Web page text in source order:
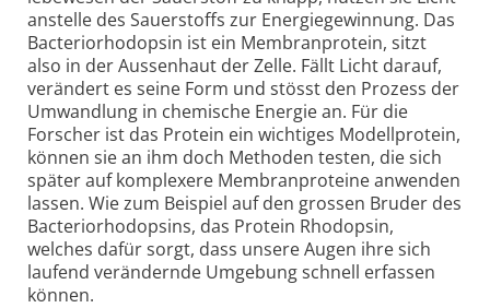
anstelle des Sauer­stoffs zur Energie­­gewinnung. Das
Bacterio­­rhodopsin ist ein Membran­­protein, sitzt
also in der Aussenhaut der Zelle. Fällt Licht darauf,
verändert es seine Form und stösst den Prozess der
Umwandlung in chemische Energie an. Für die
Forscher ist das Protein ein wichtiges Modell­protein,
können sie an ihm doch Methoden testen, die sich
später auf komplexere Membran­proteine anwenden
lassen. Wie zum Beispiel auf den grossen Bruder des
Bacterio­rhodopsins, das Protein Rhodopsin,
welches dafür sorgt, dass unsere Augen ihre sich
laufend verändernde Umgebung schnell erfassen
können.